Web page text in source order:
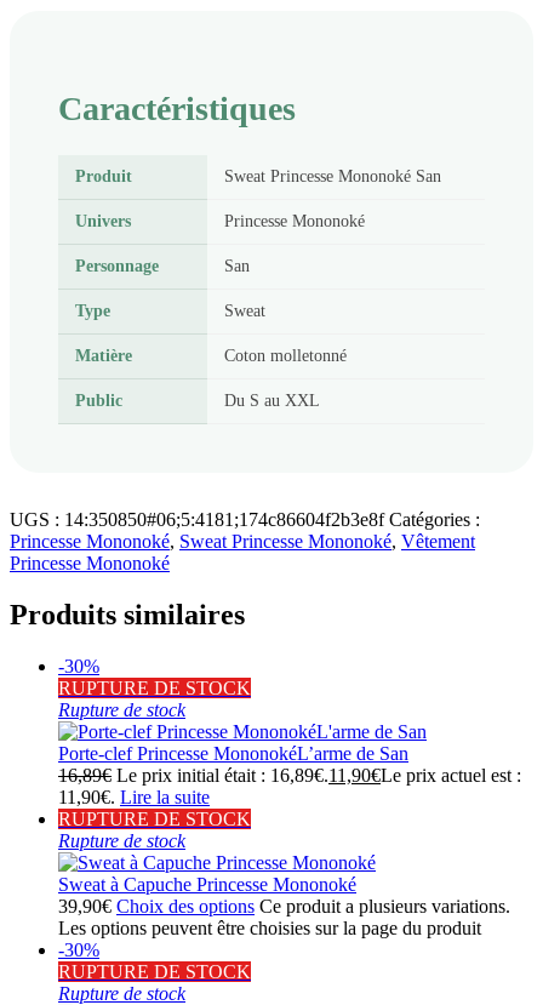
Caractéristiques
Produit Sweat Princesse Mononoké San
Univers Princesse Mononoké
Personnage San
Type Sweat
Matière Coton molletonné
Public Du S au XXL
UGS : 14:350850#06;5:4181;174c86604f2b3e8f Catégories :
Princesse Mononoké, Sweat Princesse Mononoké, Vêtement
Princesse Mononoké
Produits similaires
-30%
RUPTURE DE STOCK
Rupture de stock
Porte-clef Princesse MononokéL’arme de San
16,89€ Le prix initial était : 16,89€.11,90€Le prix actuel est :
11,90€. Lire la suite
RUPTURE DE STOCK
Rupture de stock
Sweat à Capuche Princesse Mononoké
39,90€ Choix des options Ce produit a plusieurs variations.
Les options peuvent être choisies sur la page du produit
-30%
RUPTURE DE STOCK
Rupture de stock